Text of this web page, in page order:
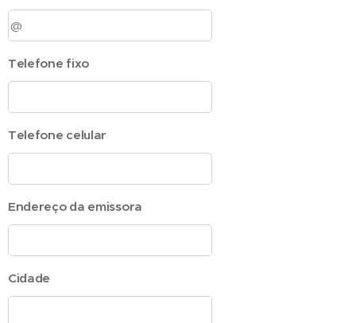
Telefone fixo
Telefone celular
Endereço da emissora
Cidade